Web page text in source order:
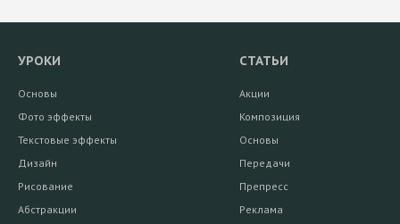
самых продвинутых техник
домашними заданиями.
множество уроков и
материала.
УРОКИ
Основы
Фото эффекты
Текстовые эффекты
Дизайн
Рисование
Абстракции
СТАТЬИ
Акции
Композиция
Основы
Передачи
Препресс
Реклама